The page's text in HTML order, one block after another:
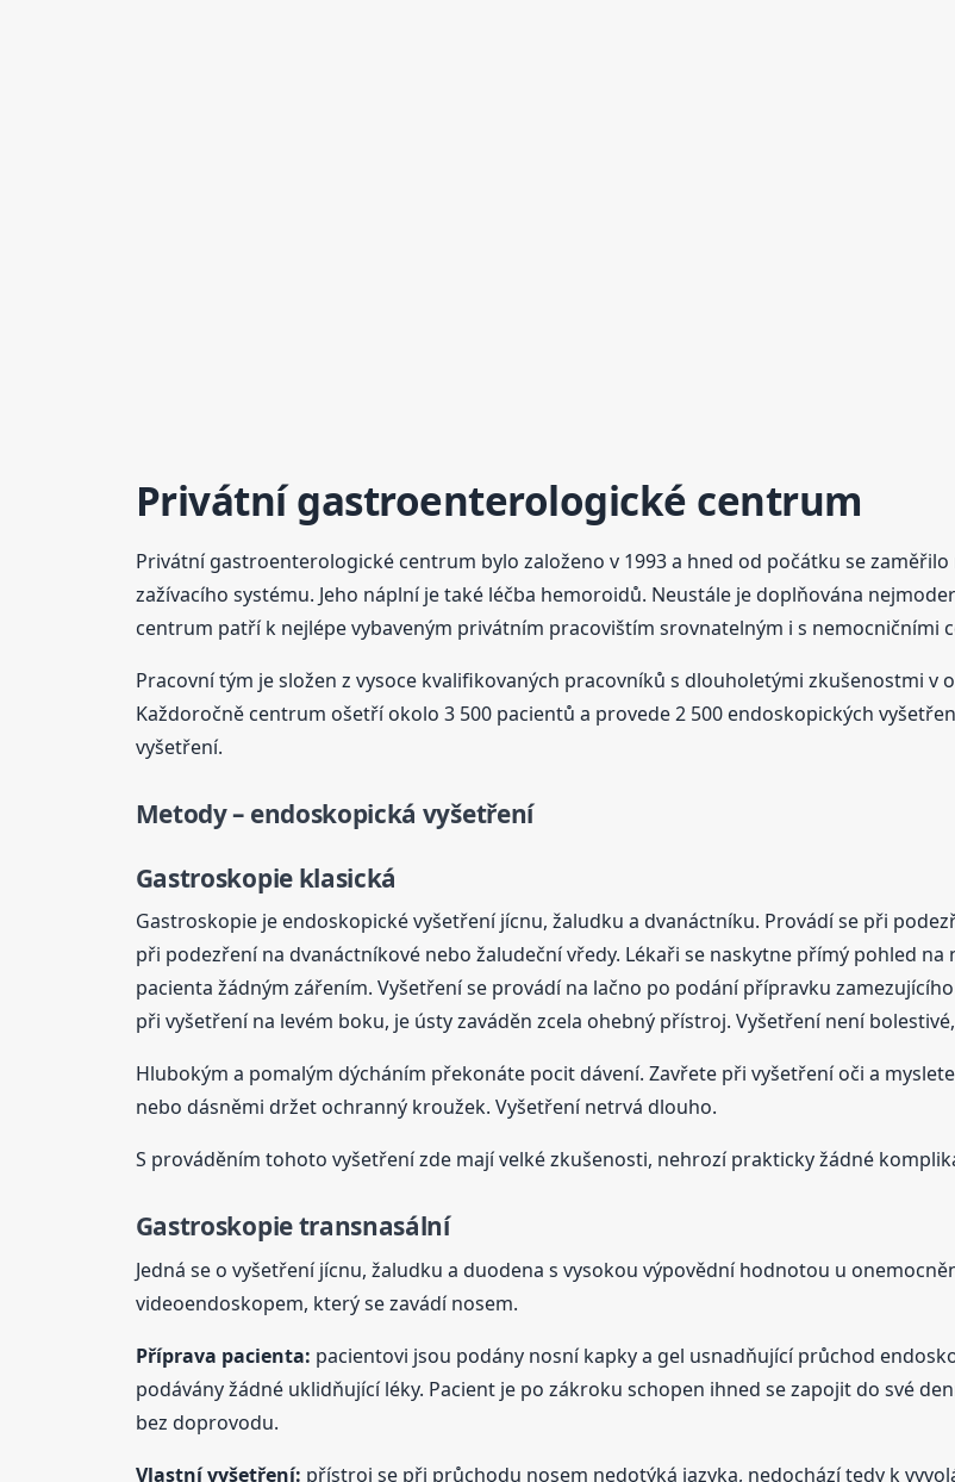
Privátní gastroenterologické centrum
Privátní gastroenterologické centrum bylo založeno v 1993 a hned od počátku se
zažívacího systému. Jeho náplní je také léčba hemoroidů. Neustále je doplňována
centrum patří k nejlépe vybaveným privátním pracovištím srovnatelným i s nemocničními
Pracovní tým je složen z vysoce kvalifikovaných pracovníků s dlouholetými zkušenostmi
Každoročně centrum ošetří okolo 3 500 pacientů a provede 2 500 endoskopických
vyšetření.
Metody – endoskopická vyšetření
Gastroskopie klasická
Gastroskopie je endoskopické vyšetření jícnu, žaludku a dvanáctníku. Provádí se při
při podezření na dvanáctníkové nebo žaludeční vředy. Lékaři se naskytne přímý pohled
pacienta žádným zářením. Vyšetření se provádí na lačno po podání přípravku
při vyšetření na levém boku, je ústy zaváděn zcela ohebný přístroj. Vyšetření není
Hlubokým a pomalým dýcháním překonáte pocit dávení. Zavřete při vyšetření oči a
nebo dásněmi držet ochranný kroužek. Vyšetření netrvá dlouho.
S prováděním tohoto vyšetření zde mají velké zkušenosti, nehrozí prakticky žádné
Gastroskopie transnasální
Jedná se o vyšetření jícnu, žaludku a duodena s vysokou výpovědní hodnotou u
videoendoskopem, který se zavádí nosem.
Příprava pacienta: pacientovi jsou podány nosní kapky a gel usnadňující průchod
podávány žádné uklidňující léky. Pacient je po zákroku schopen ihned se zapojit do své
bez doprovodu.
Vlastní vyšetření: přístroj se při průchodu nosem nedotýká jazyka, nedochází tedy k